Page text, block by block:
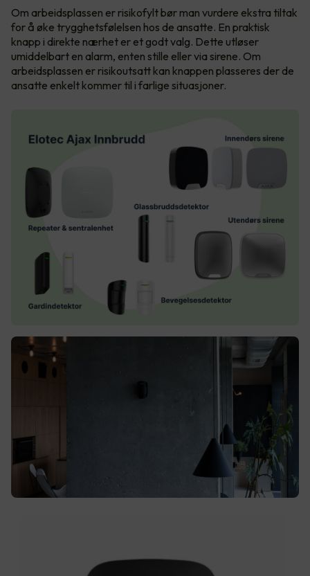
Om arbeidsplassen er risikofylt bør man vurdere ekstra tiltak
for å øke trygghetsfølelsen hos de ansatte. En praktisk
knapp i direkte nærhet er et godt valg. Dette utløser
umiddelbart en alarm, enten stille eller via sirene. Om
arbeidsplassen er risikoutsatt kan knappen plasseres der de
ansatte enkelt kommer til i farlige situasjoner.